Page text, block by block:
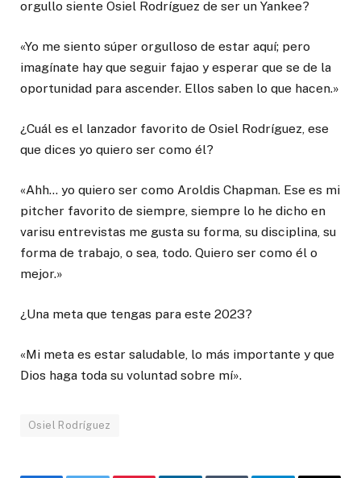
orgullo siente Osiel Rodríguez de ser un Yankee?
«Yo me siento súper orgulloso de estar aquí; pero
imagínate hay que seguir fajao y esperar que se de la
oportunidad para ascender. Ellos saben lo que hacen.»
¿Cuál es el lanzador favorito de Osiel Rodríguez, ese
que dices yo quiero ser como él?
«Ahh… yo quiero ser como Aroldis Chapman. Ese es mi
pitcher favorito de siempre, siempre lo he dicho en
varisu entrevistas me gusta su forma, su disciplina, su
forma de trabajo, o sea, todo. Quiero ser como él o
mejor.»
¿Una meta que tengas para este 2023?
«Mi meta es estar saludable, lo más importante y que
Dios haga toda su voluntad sobre mí».
Osiel Rodríguez